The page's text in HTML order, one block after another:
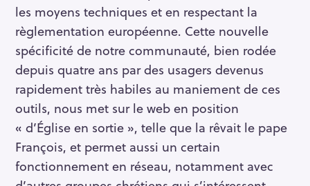
les moyens techniques et en respectant la
règlementation européenne. Cette nouvelle
spécificité de notre communauté, bien rodée
depuis quatre ans par des usagers devenus
rapidement très habiles au maniement de ces
outils, nous met sur le web en position
« d’Église en sortie », telle que la rêvait le pape
François, et permet aussi un certain
fonctionnement en réseau, notamment avec